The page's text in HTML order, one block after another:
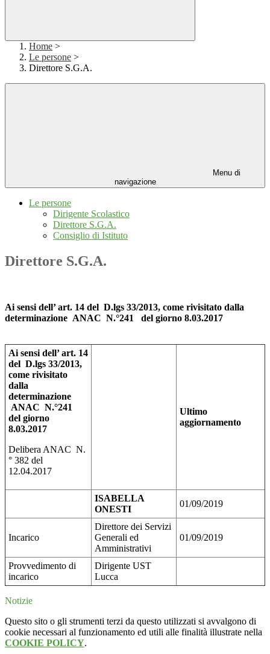
Home >
Le persone >
Direttore S.G.A.
Menu di
navigazione
Le persone
Dirigente Scolastico
Direttore S.G.A.
Consiglio di Istituto
Direttore S.G.A.
Ai sensi dell’ art. 14 del D.lgs 33/2013, come rivisitato dalla
determinazione ANAC N.°241 del giorno 8.03.2017
Ai sensi dell’ art. 14
del D.lgs 33/2013,
come rivisitato
dalla
determinazione
ANAC N.°241
del giorno
8.03.2017
Delibera ANAC N.
° 382 del
12.04.2017
Ultimo
aggiornamento
ISABELLA
ONESTI
01/09/2019
Incarico
Direttore dei Servizi
Generali ed
Amministrativi
01/09/2019
Provvedimento di
incarico
Dirigente UST
Lucca
Notizie
Questo sito o gli strumenti terzi da questo utilizzati si avvalgono di
cookie necessari al funzionamento ed utili alle finalità illustrate nella
COOKIE POLICY.